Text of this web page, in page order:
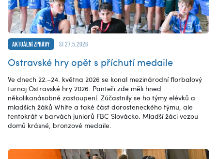
Aktuální zprávy st 27.5.2026
Ostravské hry opět s příchutí medaile
Ve dnech 22.–24. května 2026 se konal mezinárodní florbalový
turnaj Ostravské hry 2026. Panteři zde měli hned
několikanásobné zastoupení. Zúčastnily se ho týmy elévků a
mladších žáků White a také část dorosteneckého týmu, ale
tentokrát v barvách juniorů FBC Slovácko. Mladší žáci vezou
domů krásné, bronzové medaile.